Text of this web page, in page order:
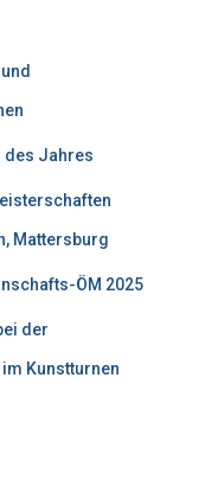
des Jahres
Mattersburg
ÖM 2025
der
Kunstturnen